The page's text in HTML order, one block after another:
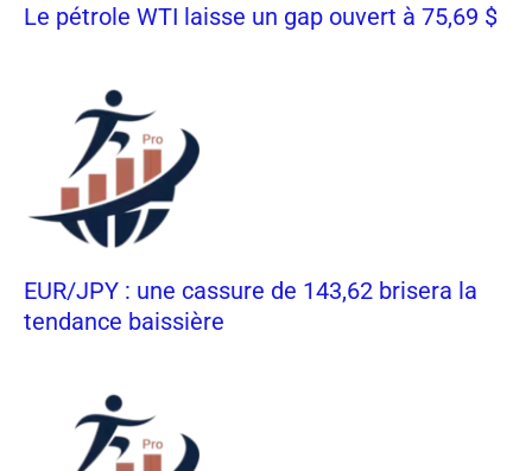
Le pétrole WTI laisse un gap ouvert à 75,69 $
EUR/JPY : une cassure de 143,62 brisera la
tendance baissière